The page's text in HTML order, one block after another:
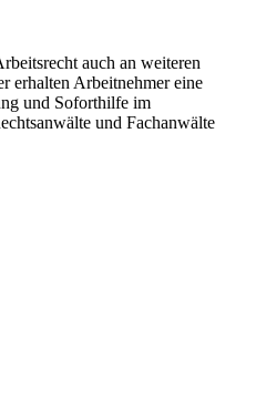
auch an weiteren
erhalten Arbeitnehmer eine
und Soforthilfe im
und Fachanwälte